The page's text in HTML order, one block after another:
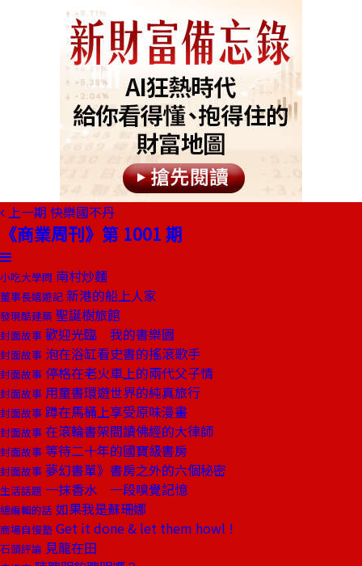
上一期 快樂國不丹
《商業周刊》第 1001 期
小吃大學問 南村炒麵
董事長嬉遊記 新港的船上人家
發現酷建築 聖誕樹旅館
封面故事 歡迎光臨 我的書樂園
封面故事 泡在浴缸看史書的搖滾歌手
封面故事 停格在老火車上的兩代父子情
封面故事 用童書環遊世界的純真旅行
封面故事 蹲在馬桶上享受原味漫畫
封面故事 在滾輪書架間讀佛經的大律師
封面故事 等待二十年的國寶級書房
封面故事 夢幻書單》書房之外的六個秘密
生活話題 一抹香水 一段嗅覺記憶
總編輯的話 如果我是蘇珊娜
商場自慢塾 Get it done & let them howl !
石頭評論 見龍在田